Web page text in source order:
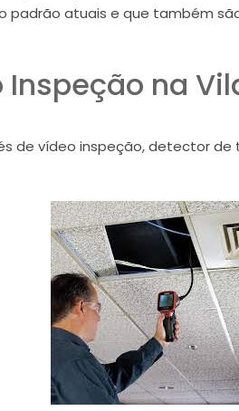
padrão atuais e que também
Inspeção na
de vídeo inspeção, detector